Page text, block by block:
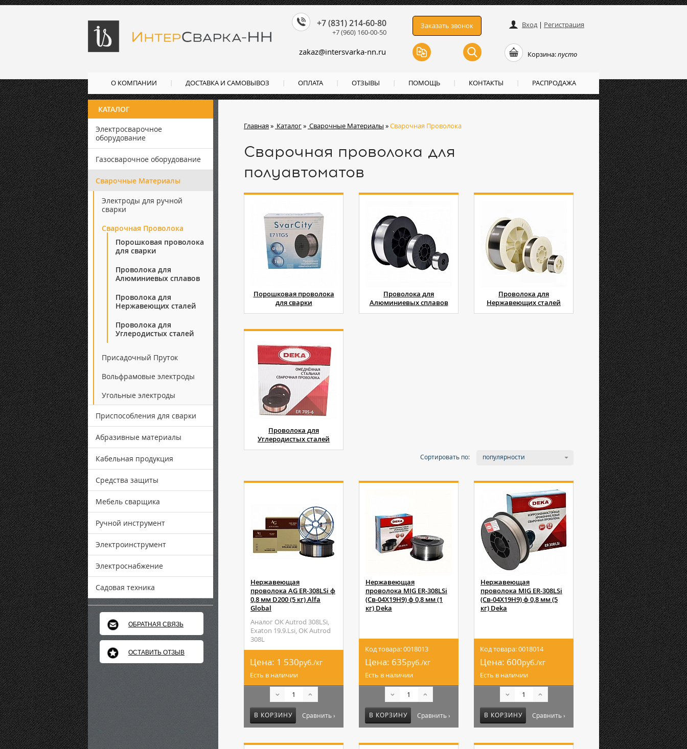
Главная» Каталог» Сварочные Материалы »Сварочная Проволока
Сварочная проволока для
полуавтоматов
Порошковая проволока
для сварки
Проволока для
Алюминиевых сплавов
Проволока для
Нержавеющих сталей
Проволока для
Углеродистых сталей
Сортировать по: популярности
Нержавеющая
проволока AG ER-308LSi ф
0,8 мм D200 (5 кг) Alfa
Global
Аналог OK Autrod 308LSi,
Exaton 19.9.Lsi, OK Autrod
308L
Цена: 1 530руб./кг
Есть в наличии
В КОРЗИНУ Сравнить ›
Нержавеющая
проволока MIG ER-308LSi
(Св-04Х19Н9) ф 0,8 мм (1
кг) Deka
Код товара: 0018013
Цена: 635руб./кг
Есть в наличии
В КОРЗИНУ Сравнить ›
Нержавеющая
проволока MIG ER-308LSi
(Св-04Х19Н9) ф 0,8 мм (5
кг) Deka
Код товара: 0018014
Цена: 600руб./кг
Есть в наличии
В КОРЗИНУ Сравнить ›
КАТАЛОГ
Электросварочное
оборудование
Газосварочное оборудование
Сварочные Материалы
Электроды для ручной
сварки
Сварочная Проволока
Порошковая проволока
для сварки
Проволока для
Алюминиевых сплавов
Проволока для
Нержавеющих сталей
Проволока для
Углеродистых сталей
Присадочный Пруток
Вольфрамовые электроды
Угольные электроды
Приспособления для сварки
Абразивные материалы
Кабельная продукция
Средства защиты
Мебель сварщика
Ручной инструмент
Электроинструмент
Электроснабжение
Садовая техника
ОБРАТНАЯ СВЯЗЬ
ОСТАВИТЬ ОТЗЫВ
Вход| Регистрация
Корзина:пусто
Заказать звонок
zakaz@intersvarka-nn.ru
+7 (831) 214-60-80
+7 (960) 160-00-50
О КОМПАНИИ ДОСТАВКА И САМОВЫВОЗ ОПЛАТА ОТЗЫВЫ ПОМОЩЬ КОНТАКТЫ РАСПРОДАЖА